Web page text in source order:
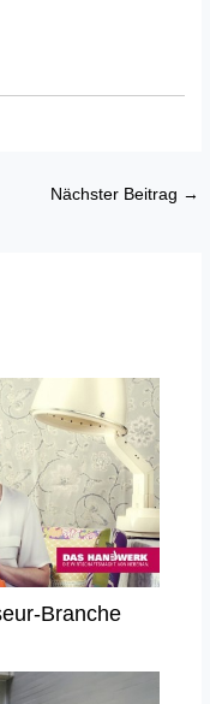
Nächster Beitrag →
Branche